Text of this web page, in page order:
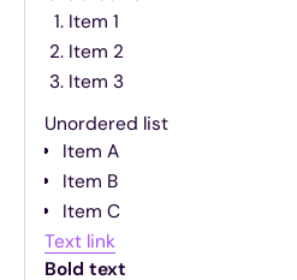
Item 1
Item 2
Item 3
Unordered list
Item A
Item B
Item C
Text link
Bold text